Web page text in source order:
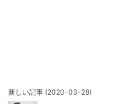
新しい記事 (2020-03-28)